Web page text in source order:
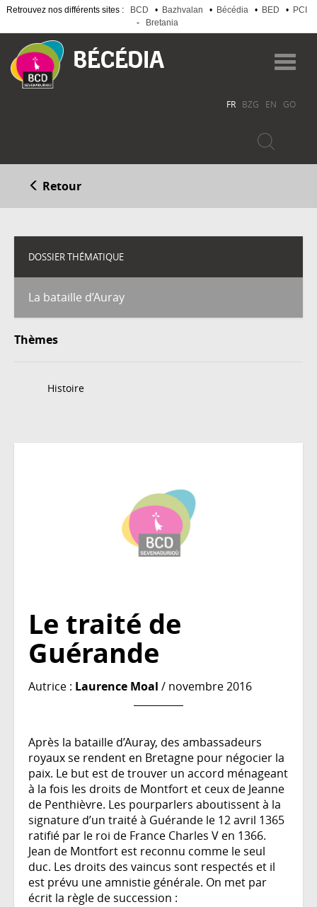
Retrouvez nos différents sites : BCD • Bazhvalan • Bécédia • BED •
PCI
-
Bretania
au
contenu
principal
FR BZG EN GO
Retour
DOSSIER THÉMATIQUE
La bataille d’Auray
Thèmes
Histoire
Le traité de
Guérande
Autrice : Laurence Moal / novembre 2016
Après la bataille d’Auray, des ambassadeurs
royaux se rendent en Bretagne pour négocier la
paix. Le but est de trouver un accord ménageant
à la fois les droits de Montfort et ceux de Jeanne
de Penthièvre. Les pourparlers aboutissent à la
signature d’un traité à Guérande le 12 avril 1365
ratifié par le roi de France Charles V en 1366.
Jean de Montfort est reconnu comme le seul
duc. Les droits des vaincus sont respectés et il
est prévu une amnistie générale. On met par
écrit la règle de succession :